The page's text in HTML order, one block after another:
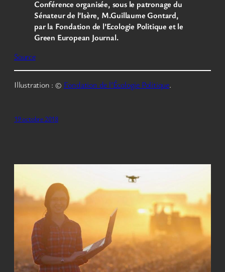
Conférence organisée, sous le patronage du
Sénateur de l’Isère, M.Guillaume Gontard,
par la Fondation de l’Ecologie Politique et le
Green European Journal.
Source
Illustration : © Fondation de l’Écologie Politique.
19 octobre 2018